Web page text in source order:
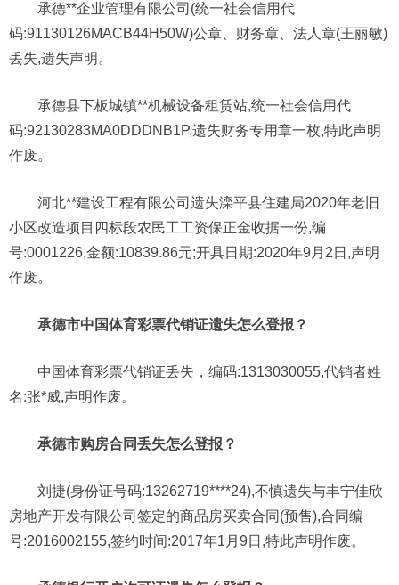
承德**企业管理有限公司(统一社会信用代
码:91130126MACB44H50W)公章、财务章、法人章(王丽敏)
丢失,遗失声明。
承德县下板城镇**机械设备租赁站,统一社会信用代
码:92130283MA0DDDNB1P,遗失财务专用章一枚,特此声明
作废。
河北**建设工程有限公司遗失滦平县住建局2020年老旧
小区改造项目四标段农民工工资保正金收据一份,编
号:0001226,金额:10839.86元;开具日期:2020年9月2日,声明
作废。
承德市中国体育彩票代销证遗失怎么登报？
中国体育彩票代销证丢失，编码:1313030055,代销者姓
名:张*威,声明作废。
承德市购房合同丢失怎么登报？
刘捷(身份证号码:13262719****24),不慎遗失与丰宁佳欣
房地产开发有限公司签定的商品房买卖合同(预售),合同编
号:2016002155,签约时间:2017年1月9日,特此声明作废。